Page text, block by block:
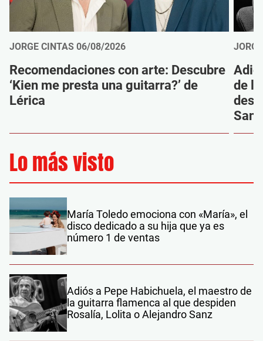
JORGE CINTAS 06/08/2026
Recomendaciones con arte: Descubre
‘Kien me presta una guitarra?’ de
Lérica
de
Sanz
Lo más visto
María Toledo emociona con «María», el
disco dedicado a su hija que ya es
número 1 de ventas
Adiós a Pepe Habichuela, el maestro de
la guitarra flamenca al que despiden
Rosalía, Lolita o Alejandro Sanz